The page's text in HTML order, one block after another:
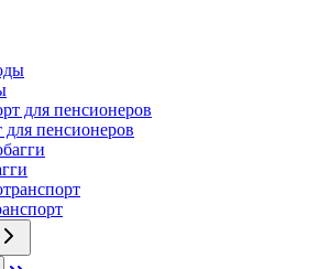
для пенсионеров